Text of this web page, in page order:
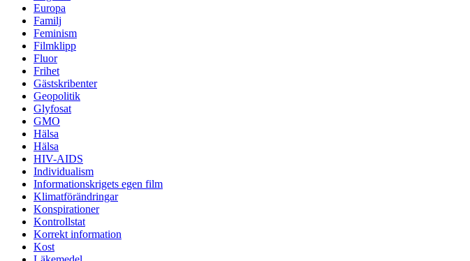
Europa
Familj
Feminism
Filmklipp
Fluor
Frihet
Gästskribenter
Geopolitik
Glyfosat
GMO
Hälsa
Hälsa
HIV-AIDS
Individualism
Informationskrigets egen film
Klimatförändringar
Konspirationer
Kontrollstat
Korrekt information
Kost